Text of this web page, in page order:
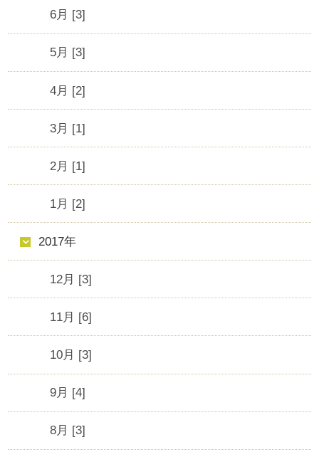
6月 [3]
5月 [3]
4月 [2]
3月 [1]
2月 [1]
1月 [2]
2017年
12月 [3]
11月 [6]
10月 [3]
9月 [4]
8月 [3]